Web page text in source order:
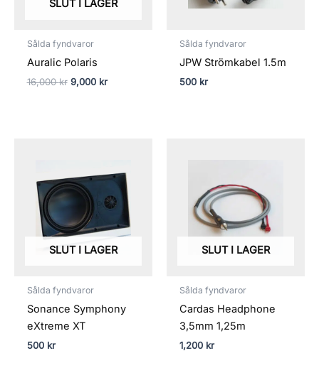
SLUT I LAGER
Sålda fyndvaror
Auralic Polaris
16,000kr 9,000 kr
Sålda fyndvaror
JPW Strömkabel 1.5m
500 kr
SLUT I LAGER
Sålda fyndvaror
Sonance Symphony
eXtreme XT
500 kr
SLUT I LAGER
Sålda fyndvaror
Cardas Headphone
3,5mm 1,25m
1,200 kr